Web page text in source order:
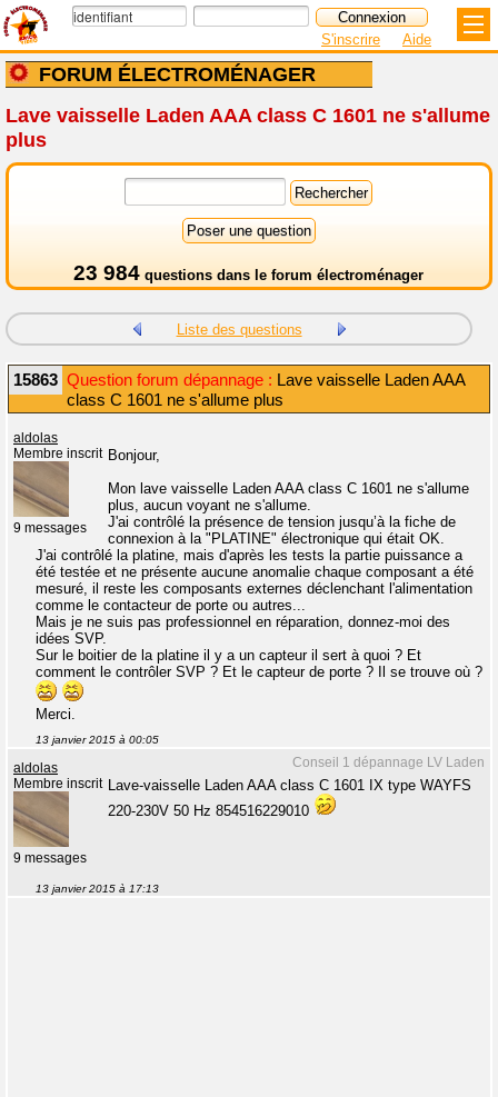
FORUM ÉLECTROMÉNAGER
S'inscrire Aide
Lave vaisselle Laden AAA class C 1601 ne s'allume
plus
23 984 questions dans le forum électroménager
Liste des questions
15863 Question forum dépannage : Lave vaisselle Laden AAA
class C 1601 ne s'allume plus
aldolas
Membre inscrit
9 messages
Bonjour,
Mon lave vaisselle Laden AAA class C 1601 ne s'allume
plus, aucun voyant ne s'allume.
J'ai contrôlé la présence de tension jusqu’à la fiche de
connexion à la "PLATINE" électronique qui était OK.
J'ai contrôlé la platine, mais d'après les tests la partie puissance a
été testée et ne présente aucune anomalie chaque composant a été
mesuré, il reste les composants externes déclenchant l'alimentation
comme le contacteur de porte ou autres...
Mais je ne suis pas professionnel en réparation, donnez-moi des
idées SVP.
Sur le boitier de la platine il y a un capteur il sert à quoi ? Et
comment le contrôler SVP ? Et le capteur de porte ? Il se trouve où ?
Merci.
13 janvier 2015 à 00:05
Conseil 1 dépannage LV Laden
aldolas
Membre inscrit
9 messages
Lave-vaisselle Laden AAA class C 1601 IX type WAYFS
220-230V 50 Hz 854516229010
13 janvier 2015 à 17:13